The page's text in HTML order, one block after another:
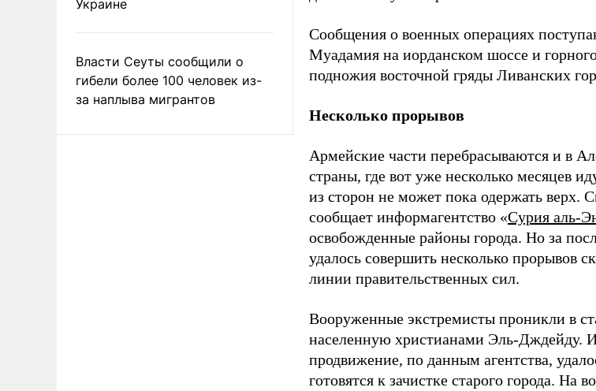
Украине
Власти Сеуты сообщили о
гибели более 100 человек из-
за наплыва мигрантов
Сообщения о военных операциях
Муадамия на иорданском шоссе и
подножия восточной гряды Ливанских
Несколько прорывов
Армейские части перебрасываются и в
страны, где вот уже несколько месяцев
из сторон не может пока одержать верх.
сообщает информагентство «Сурия аль-
освобожденные районы города. Но за
удалось совершить несколько прорывов
линии правительственных сил.
Вооруженные экстремисты проникли в
населенную христианами Эль-Дждейду.
продвижение, по данным агентства,
готовятся к зачистке старого города. На